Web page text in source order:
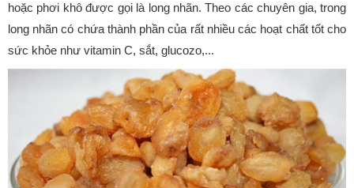
hoặc phơi khô được gọi là long nhãn. Theo các chuyên gia, trong
long nhãn có chứa thành phần của rất nhiều các hoạt chất tốt cho
sức khỏe như vitamin C, sắt, glucozo,...